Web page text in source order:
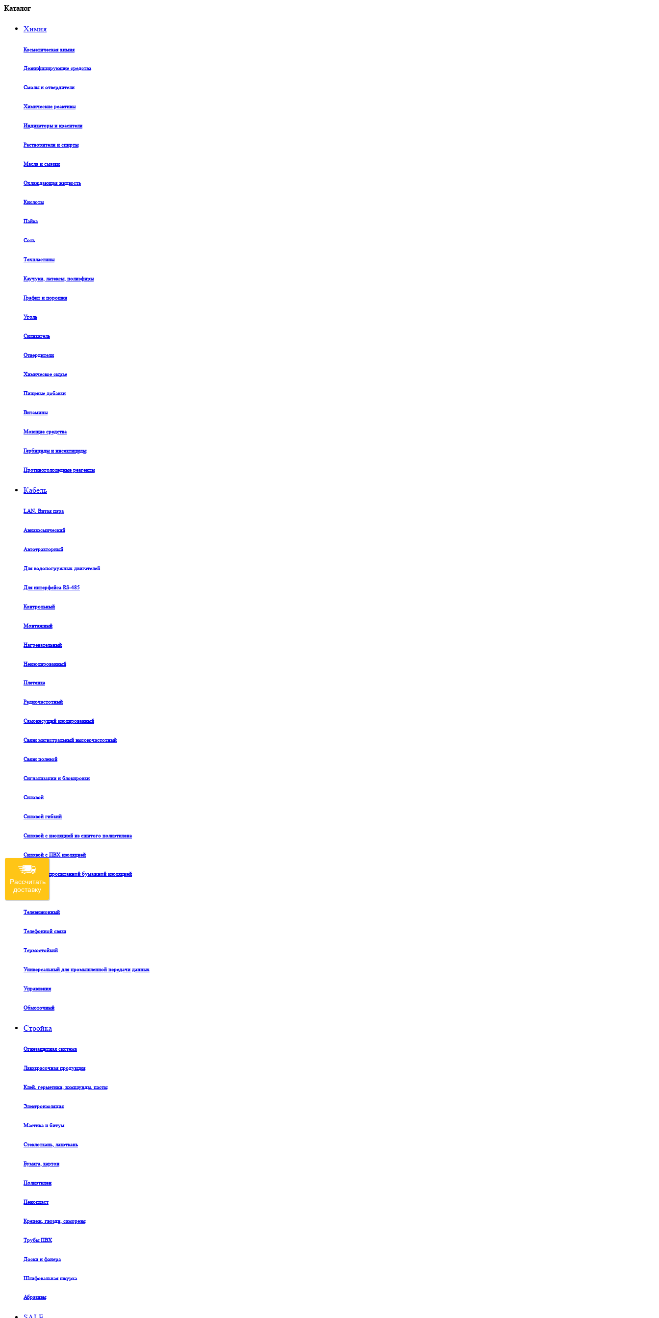
Каталог
Химия
Косметическая химия
Дезинфицирующие средства
Смолы и отвердители
Химические реактивы
Индикаторы и красители
Растворители и спирты
Масла и смазки
Охлаждающая жидкость
Кислоты
Пайка
Соль
Техпластины
Каучуки, латексы, полиэфиры
Графит и порошки
Уголь
Силикагель
Отвердители
Химическое сырье
Пищевые добавки
Витамины
Моющие средства
Гербициды и инсектициды
Противогололедные реагенты
Кабель
LAN. Витая пара
Авиакосмический
Автотракторный
Для водопогружных двигателей
Для интерфейса RS-485
Контрольный
Монтажный
Нагревательный
Неизолированный
Плетенка
Радиочастотный
Самонесущий изолированный
Связи магистральный высокочастотный
Связи полевой
Сигнализации и блокировки
Силовой
Силовой гибкий
Силовой с изоляцией из сшитого полиэтилена
Силовой с ПВХ изоляцией
Силовой с пропитанной бумажной изоляцией
Судовой
Телевизионный
Телефонной связи
Термостойкий
Универсальный для промышленной передачи данных
Управления
Обмоточный
Стройка
Огнезащитная система
Лакокрасочная продукция
Клей, герметики, компаунды, пасты
Электроизоляция
Мастика и битум
Стеклоткань, лакоткань
Бумага, картон
Полиэтилен
Пенопласт
Крепеж, гвозди, саморезы
Трубы ПВХ
Доски и фанера
Шлифовальная шкурка
Абразивы
Рассчитать
доставку